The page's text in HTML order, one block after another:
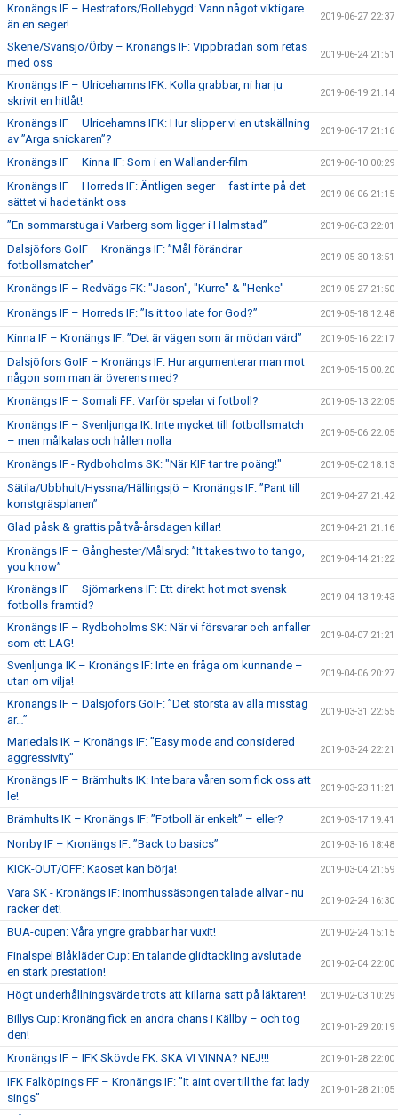
Kronängs IF – Hestrafors/Bollebygd: Vann något viktigare
än en seger!
2019-06-27 22:37
Skene/Svansjö/Örby – Kronängs IF: Vippbrädan som retas
med oss
2019-06-24 21:51
Kronängs IF – Ulricehamns IFK: Kolla grabbar, ni har ju
skrivit en hitlåt!
2019-06-19 21:14
Kronängs IF – Ulricehamns IFK: Hur slipper vi en utskällning
av ”Arga snickaren”?
2019-06-17 21:16
Kronängs IF – Kinna IF: Som i en Wallander-film 2019-06-10 00:29
Kronängs IF – Horreds IF: Äntligen seger – fast inte på det
sättet vi hade tänkt oss
2019-06-06 21:15
”En sommarstuga i Varberg som ligger i Halmstad” 2019-06-03 22:01
Dalsjöfors GoIF – Kronängs IF: ”Mål förändrar
fotbollsmatcher”
2019-05-30 13:51
Kronängs IF – Redvägs FK: "Jason", "Kurre" & "Henke" 2019-05-27 21:50
Kronängs IF – Horreds IF: ”Is it too late for God?” 2019-05-18 12:48
Kinna IF – Kronängs IF: ”Det är vägen som är mödan värd” 2019-05-16 22:17
Dalsjöfors GoIF – Kronängs IF: Hur argumenterar man mot
någon som man är överens med?
2019-05-15 00:20
Kronängs IF – Somali FF: Varför spelar vi fotboll? 2019-05-13 22:05
Kronängs IF – Svenljunga IK: Inte mycket till fotbollsmatch
– men målkalas och hållen nolla
2019-05-06 22:05
Kronängs IF - Rydboholms SK: "När KIF tar tre poäng!" 2019-05-02 18:13
Sätila/Ubbhult/Hyssna/Hällingsjö – Kronängs IF: ”Pant till
konstgräsplanen”
2019-04-27 21:42
Glad påsk & grattis på två-årsdagen killar! 2019-04-21 21:16
Kronängs IF – Gånghester/Målsryd: ”It takes two to tango,
you know”
2019-04-14 21:22
Kronängs IF – Sjömarkens IF: Ett direkt hot mot svensk
fotbolls framtid?
2019-04-13 19:43
Kronängs IF – Rydboholms SK: När vi försvarar och anfaller
som ett LAG!
2019-04-07 21:21
Svenljunga IK – Kronängs IF: Inte en fråga om kunnande –
utan om vilja!
2019-04-06 20:27
Kronängs IF – Dalsjöfors GoIF: ”Det största av alla misstag
är…”
2019-03-31 22:55
Mariedals IK – Kronängs IF: ”Easy mode and considered
aggressivity”
2019-03-24 22:21
Kronängs IF – Brämhults IK: Inte bara våren som fick oss att
le!
2019-03-23 11:21
Brämhults IK – Kronängs IF: ”Fotboll är enkelt” – eller? 2019-03-17 19:41
Norrby IF – Kronängs IF: ”Back to basics” 2019-03-16 18:48
KICK-OUT/OFF: Kaoset kan börja! 2019-03-04 21:59
Vara SK - Kronängs IF: Inomhussäsongen talade allvar - nu
räcker det!
2019-02-24 16:30
BUA-cupen: Våra yngre grabbar har vuxit! 2019-02-24 15:15
Finalspel Blåkläder Cup: En talande glidtackling avslutade
en stark prestation!
2019-02-04 22:00
Högt underhållningsvärde trots att killarna satt på läktaren! 2019-02-03 10:29
Billys Cup: Kronäng fick en andra chans i Källby – och tog
den!
2019-01-29 20:19
Kronängs IF – IFK Skövde FK: SKA VI VINNA? NEJ!!! 2019-01-28 22:00
IFK Falköpings FF – Kronängs IF: ”It aint over till the fat lady
sings”
2019-01-28 21:05